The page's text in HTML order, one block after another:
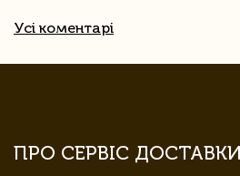
Усі коментарі
ПРО СЕРВІС ДОСТАВКИ